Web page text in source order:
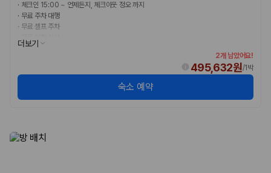
· 체크인 15:00 ~ 언제든지, 체크아웃 정오 까지
· 무료 주차 대행
· 무료 셀프 주차
무료 아침 식사
더보기
2개 남았어요!
495,632원/1박
숙소 예약